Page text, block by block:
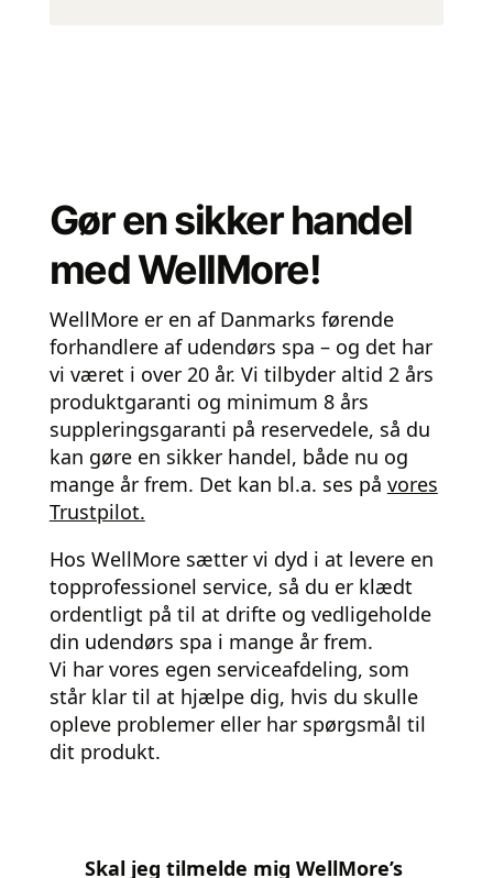
Gør en sikker handel
med WellMore!
WellMore er en af Danmarks førende
forhandlere af udendørs spa – og det har
vi været i over 20 år. Vi tilbyder altid 2 års
produktgaranti og minimum 8 års
suppleringsgaranti på reservedele, så du
kan gøre en sikker handel, både nu og
mange år frem. Det kan bl.a. ses på vores
Trustpilot.
Hos WellMore sætter vi dyd i at levere en
topprofessionel service, så du er klædt
ordentligt på til at drifte og vedligeholde
din udendørs spa i mange år frem.
Vi har vores egen serviceafdeling, som
står klar til at hjælpe dig, hvis du skulle
opleve problemer eller har spørgsmål til
dit produkt.
Skal jeg tilmelde mig WellMore’s